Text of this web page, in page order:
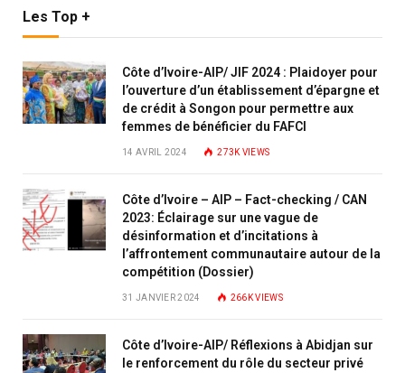
Les Top +
Côte d’Ivoire-AIP/ JIF 2024 : Plaidoyer pour
l’ouverture d’un établissement d’épargne et
de crédit à Songon pour permettre aux
femmes de bénéficier du FAFCI
14 AVRIL 2024 273KVIEWS
Côte d’Ivoire – AIP – Fact-checking / CAN
2023: Éclairage sur une vague de
désinformation et d’incitations à
l’affrontement communautaire autour de la
compétition (Dossier)
31 JANVIER 2024 266KVIEWS
Côte d’Ivoire-AIP/ Réflexions à Abidjan sur
le renforcement du rôle du secteur privé